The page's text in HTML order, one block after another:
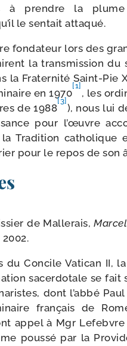
à prendre la
le sen­tait attaqué.
fon­da­teur lors des
la trans­mis­sion du
la Fraternité Saint-​Pie
en 1970
[1]
, les
de 1988
[3]
), nous lui
pour l’œuvre
Tradition catho­lique
pour le repos de son
de Mallerais,
2002.
du Concile Vatican II,
sacer­do­tale se
dont l’ab­bé
fran­çais de
appel à Mgr
pous­sé par la